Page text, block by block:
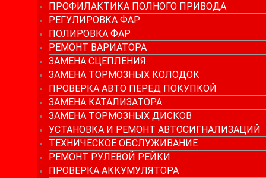
ПРОФИЛАКТИКА ПОЛНОГО ПРИВОДА
РЕГУЛИРОВКА ФАР
ПОЛИРОВКА ФАР
РЕМОНТ ВАРИАТОРА
ЗАМЕНА СЦЕПЛЕНИЯ
ЗАМЕНА ТОРМОЗНЫХ КОЛОДОК
ПРОВЕРКА АВТО ПЕРЕД ПОКУПКОЙ
ЗАМЕНА КАТАЛИЗАТОРА
ЗАМЕНА ТОРМОЗНЫХ ДИСКОВ
УСТАНОВКА И РЕМОНТ АВТОСИГНАЛИЗАЦИЙ
ТЕХНИЧЕСКОЕ ОБСЛУЖИВАНИЕ
РЕМОНТ РУЛЕВОЙ РЕЙКИ
ПРОВЕРКА АККУМУЛЯТОРА